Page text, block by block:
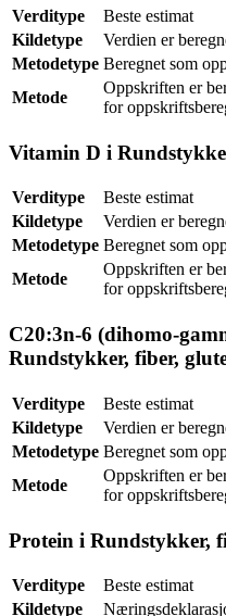
Verditype
Beste estimat
Kildetype
Verdien er
Metodetype Beregnet som
Metode
Oppskriften er
for
Vitamin D i
Verditype
Beste estimat
Kildetype
Verdien er
Metodetype Beregnet som
Metode
Oppskriften er
for
C20:3n-6 (dihomo-
Rundstykker, fiber,
Verditype
Beste estimat
Kildetype
Verdien er
Metodetype Beregnet som
Metode
Oppskriften er
for
Protein i Rundstykker,
Verditype
Beste estimat
Kildetype